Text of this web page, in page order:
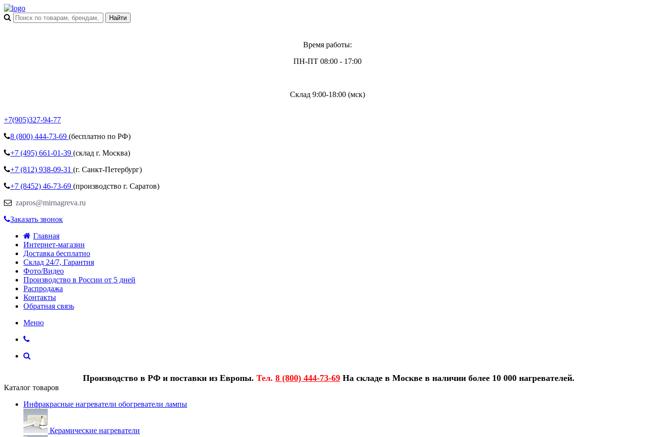
Время работы:
ПН-ПТ 08:00 - 17:00
Склад 9:00-18:00 (мск)
+7(905)327-94-77
8 (800) 444-73-69 (бесплатно по РФ)
+7 (495) 661-01-39 (склад г. Москва)
+7 (812) 938-09-31 (г. Санкт-Петербург)
+7 (8452) 46-73-69 (производство г. Саратов)
zapros@mirnagreva.ru
Заказать звонок
Главная
Интернет-магазин
Доставка бесплатно
Склад 24/7, Гарантия
Фото/Видео
Производство в России от 5 дней
Распродажа
Контакты
Обратная связь
Меню
Производство в РФ и поставки из Европы. Тел. 8 (800) 444-73-69 На складе в Москве в наличии более 10 000 нагревателей.
Каталог товаров
Инфракрасные нагреватели обогреватели лампы
Керамические нагреватели